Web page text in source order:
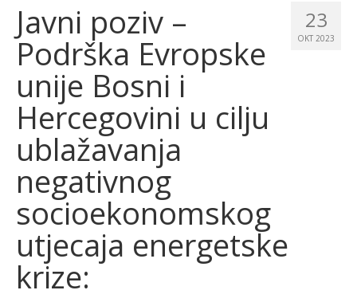
Službeni glasnici
Javne nabavke
Značajni datumi i manifestacije
Program energetske efikasnosti u stambenom
sektoru
23
OKT 2023
Javni poziv –
Podrška Evropske
unije Bosni i
Hercegovini u cilju
ublažavanja
negativnog
socioekonomskog
utjecaja energetske
krize: